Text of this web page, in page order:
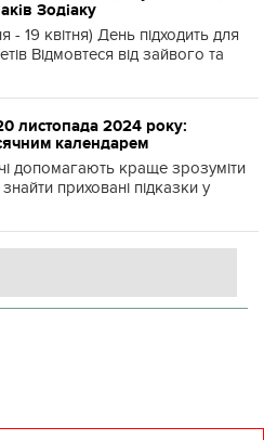
Зодіаку
- 19 квітня) День підходить для
Відмовтеся від зайвого та
листопада 2024 року:
календарем
допомагають краще зрозуміти
приховані підказки у